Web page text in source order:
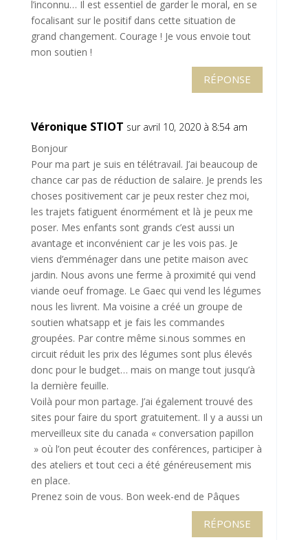
l’inconnu… Il est essentiel de garder le moral, en se
focalisant sur le positif dans cette situation de
grand changement. Courage ! Je vous envoie tout
mon soutien !
RÉPONSE
Véronique STIOT sur avril 10, 2020 à 8:54 am
Bonjour
Pour ma part je suis en télétravail. J’ai beaucoup de
chance car pas de réduction de salaire. Je prends les
choses positivement car je peux rester chez moi,
les trajets fatiguent énormément et là je peux me
poser. Mes enfants sont grands c’est aussi un
avantage et inconvénient car je les vois pas. Je
viens d’emménager dans une petite maison avec
jardin. Nous avons une ferme à proximité qui vend
viande oeuf fromage. Le Gaec qui vend les légumes
nous les livrent. Ma voisine a créé un groupe de
soutien whatsapp et je fais les commandes
groupées. Par contre même si.nous sommes en
circuit réduit les prix des légumes sont plus élevés
donc pour le budget… mais on mange tout jusqu’à
la dernière feuille.
Voilà pour mon partage. J’ai également trouvé des
sites pour faire du sport gratuitement. Il y a aussi un
merveilleux site du canada « conversation papillon
» où l’on peut écouter des conférences, participer à
des ateliers et tout ceci a été généreusement mis
en place.
Prenez soin de vous. Bon week-end de Pâques
RÉPONSE